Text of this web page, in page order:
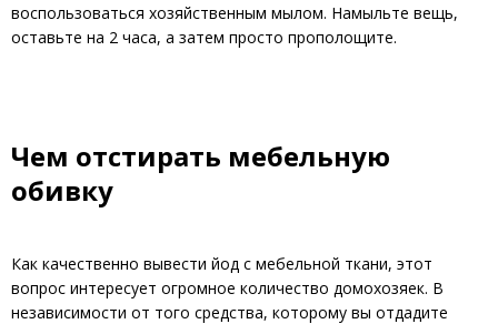
воспользоваться хозяйственным мылом. Намыльте вещь,
оставьте на 2 часа, а затем просто прополощите.
Чем отстирать мебельную
обивку
Как качественно вывести йод с мебельной ткани, этот
вопрос интересует огромное количество домохозяек. В
независимости от того средства, которому вы отдадите